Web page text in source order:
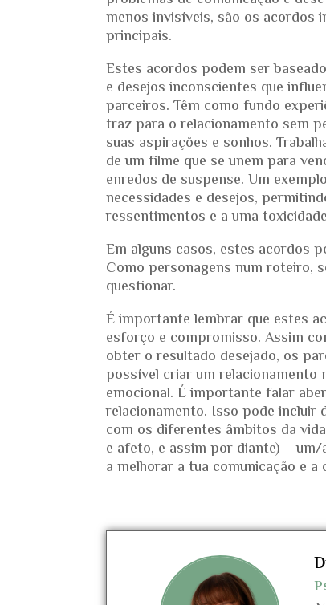
menos invisíveis, são os acordos
principais.
Estes acordos podem ser
e desejos inconscientes que
parceiros. Têm como fundo
traz para o relacionamento sem
suas aspirações e sonhos.
de um filme que se unem para
enredos de suspense. Um
necessidades e desejos,
ressentimentos e a uma
Em alguns casos, estes acordos
Como personagens num roteiro,
questionar.
É importante lembrar que estes
esforço e compromisso. Assim
obter o resultado desejado, os
possível criar um relacionamento
emocional. É importante falar
relacionamento. Isso pode incluir
com os diferentes âmbitos da
e afeto, e assim por diante) –
a melhorar a tua comunicação e